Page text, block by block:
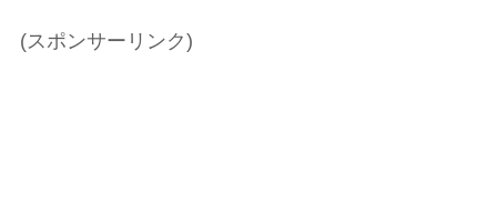
(スポンサーリンク)